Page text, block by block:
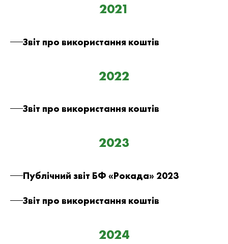
2021
Звіт про використання коштів
2022
Звіт про використання коштів
2023
Публічний звіт БФ «Рокада» 2023
Звіт про використання коштів
2024